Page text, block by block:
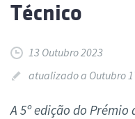
Técnico
13 Outubro 2023
atualizado a Outubro
A 5º edição do